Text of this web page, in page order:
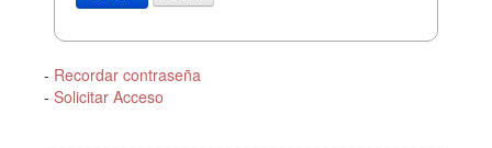
- Recordar contraseña
- Solicitar Acceso